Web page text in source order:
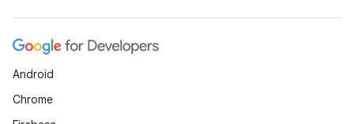
Android
Chrome